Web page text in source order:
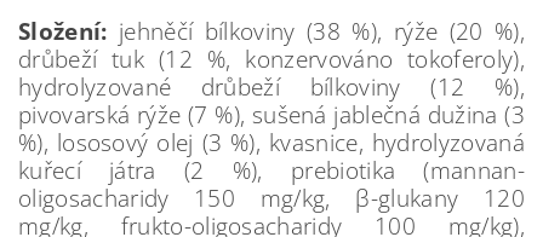
Složení: jehněčí bílkoviny (38 %), rýže (20 %),
drůbeží tuk (12 %, konzervováno tokoferoly),
hydrolyzované drůbeží bílkoviny (12 %),
pivovarská rýže (7 %), sušená jablečná dužina (3
%), lososový olej (3 %), kvasnice, hydrolyzovaná
kuřecí játra (2 %), prebiotika (mannan-
oligosacharidy 150 mg/kg, β-glukany 120
mg/kg, frukto-oligosacharidy 100 mg/kg),